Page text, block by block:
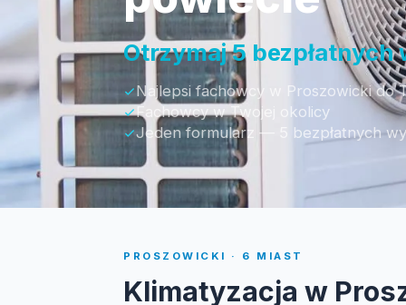
Otrzymaj 5 bezpłatnych
Najlepsi fachowcy w Proszowicki do
Fachowcy w Twojej okolicy
Jeden formularz — 5 bezpłatnych
PROSZOWICKI · 6 MIAST
Klimatyzacja w